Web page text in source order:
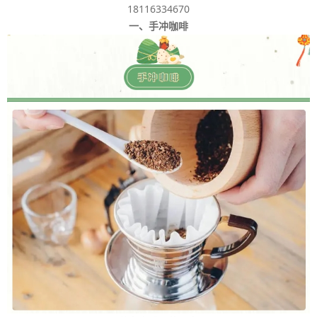
18116334670
一、手冲咖啡